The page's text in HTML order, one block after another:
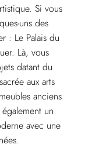
Si vous
uns des
: Le Palais du
Là, vous
datant du
aux arts
anciens
un
avec une